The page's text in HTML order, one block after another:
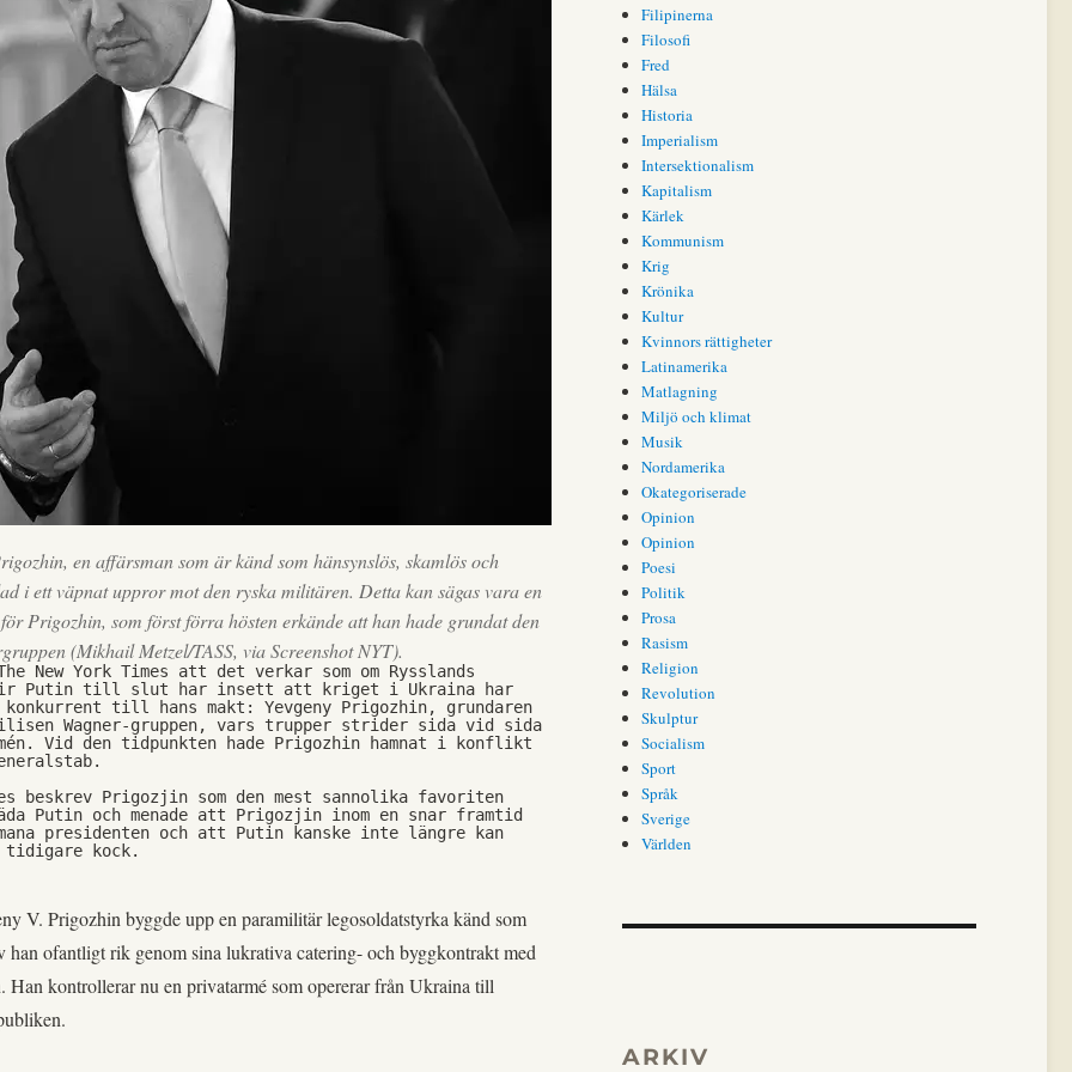
en affärsman som är känd som hänsynslös, skamlös och
i ett väpnat uppror mot den ryska militären. Detta kan sägas vara en
Prigozhin, som först förra hösten erkände att han hade grundat den
(Mikhail Metzel/TASS, via Screenshot NYT).
New York Times att det verkar som om Rysslands
Putin till slut har insett att kriget i Ukraina har
till hans makt: Yevgeny Prigozhin, grundaren
Wagner-gruppen, vars trupper strider sida vid sida
Vid den tidpunkten hade Prigozhin hamnat i konflikt
beskrev Prigozjin som den mest sannolika favoriten
och menade att Prigozjin inom en snar framtid
presidenten och att Putin kanske inte längre kan
kock.
V. Prigozhin byggde upp en paramilitär legosoldatstyrka känd som
han ofantligt rik genom sina lukrativa catering- och byggkontrakt med
Han kontrollerar nu en privatarmé som opererar från Ukraina till
Filipinerna
Filosofi
Fred
Hälsa
Historia
Imperialism
Intersektionalism
Kapitalism
Kärlek
Kommunism
Krig
Krönika
Kultur
Kvinnors rättigheter
Latinamerika
Matlagning
Miljö och klimat
Musik
Nordamerika
Okategoriserade
Opinion
Opinion
Poesi
Politik
Prosa
Rasism
Religion
Revolution
Skulptur
Socialism
Sport
Språk
Sverige
Världen
ARKIV